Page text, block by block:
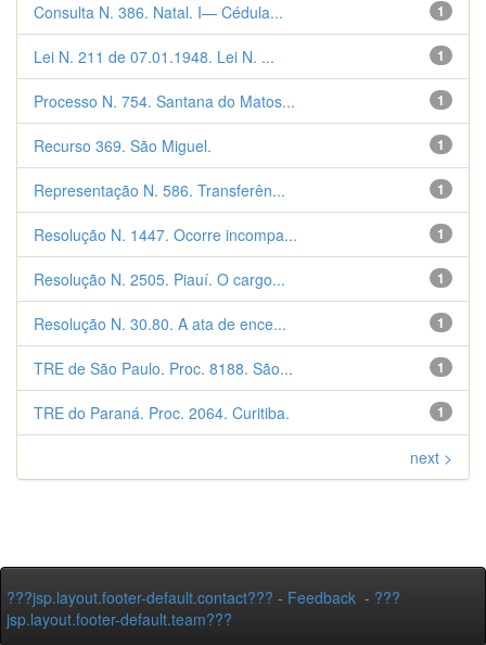
1
Consulta N. 386. Natal. I— Cédula...
1
Lei N. 211 de 07.01.1948. Lei N. ...
1
Processo N. 754. Santana do Matos...
1
Recurso 369. São Miguel.
1
Representação N. 586. Transferên...
1
Resolução N. 1447. Ocorre incompa...
1
Resolução N. 2505. Piauí. O cargo...
1
Resolução N. 30.80. A ata de ence...
1
TRE de São Paulo. Proc. 8188. São...
1
TRE do Paraná. Proc. 2064. Curitiba.
next >
???jsp.layout.footer-default.contact??? - Feedback - ???
jsp.layout.footer-default.team???